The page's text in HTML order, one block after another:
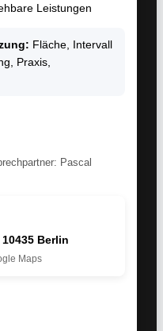
Leistungen
Fläche, Intervall
Praxis,
Pascal
Berlin
Maps